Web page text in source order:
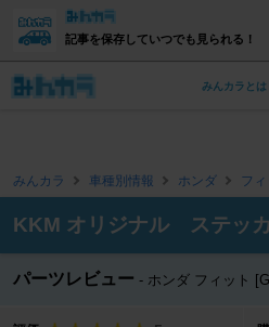
記事を保存していつでも見られる！
みんカラとは
みんカラ 車種別情報 ホンダ フィ
KKM オリジナル ステッ
パーツレビュー ホンダ フィット